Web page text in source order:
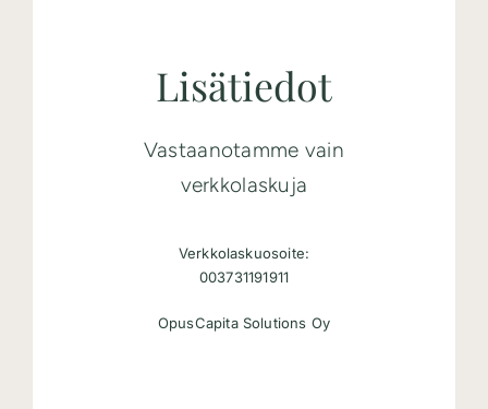
Lisätiedot
Vastaanotamme vain
verkkolaskuja
Verkkolaskuosoite:
003731191911
OpusCapita Solutions Oy